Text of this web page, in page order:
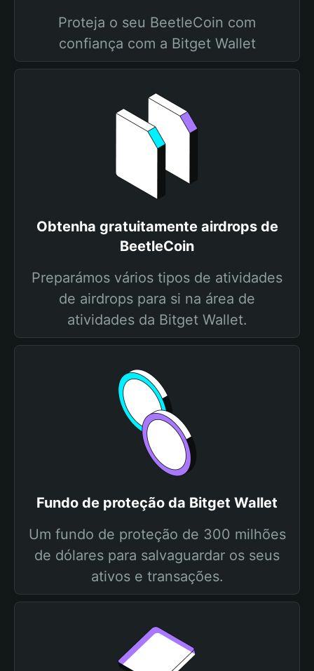
Proteja o seu BeetleCoin com
confiança com a Bitget Wallet
Obtenha gratuitamente airdrops de
BeetleCoin
Preparámos vários tipos de atividades
de airdrops para si na área de
atividades da Bitget Wallet.
Fundo de proteção da Bitget Wallet
Um fundo de proteção de 300 milhões
de dólares para salvaguardar os seus
ativos e transações.